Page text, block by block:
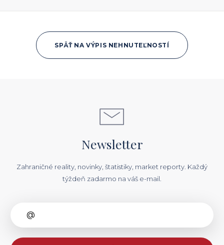
SPÄŤ NA VÝPIS NEHNUTEĽNOSTÍ
Newsletter
Zahraničné reality, novinky, štatistiky, market reporty. Každý
týždeň zadarmo na váš e-mail.